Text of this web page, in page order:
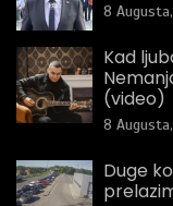
8
Kad
(video)
8
Duge